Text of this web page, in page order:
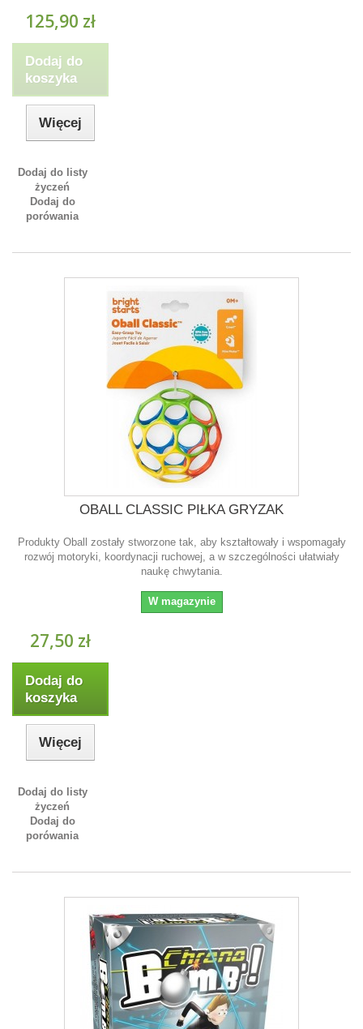
125,90 zł
Dodaj do
koszyka
Więcej
Dodaj do listy
życzeń
Dodaj do
porówania
OBALL CLASSIC PIŁKA GRYZAK
Produkty Oball zostały stworzone tak, aby kształtowały i wspomagały
rozwój motoryki, koordynacji ruchowej, a w szczególności ułatwiały
naukę chwytania.
W magazynie
27,50 zł
Dodaj do
koszyka
Więcej
Dodaj do listy
życzeń
Dodaj do
porówania